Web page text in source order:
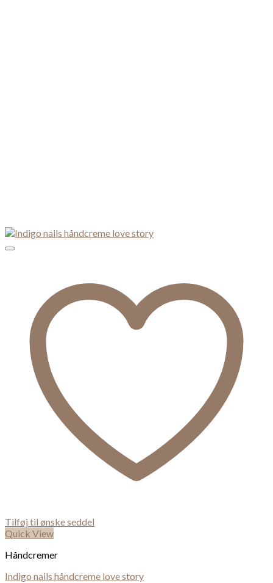
Tilføj til ønske seddel
Quick View
Håndcremer
Indigo nails håndcreme love story